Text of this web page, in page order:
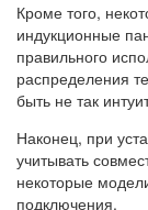
Кроме того,
индукционные
правильного
распределения
быть не так
Наконец, при
учитывать
некоторые
подключения.